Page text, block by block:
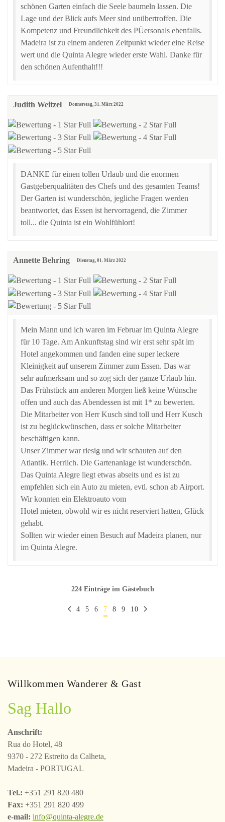
schönen Garten einfach die Seele baumeln lassen. Die
Lage und der Blick aufs Meer sind unübertroffen. Die
Kompetenz und Freundlichkeit des PÜersonals ebenfalls.
Madeira ist zu einem anderen Zeitpunkt wieder eine Reise
wert und die Quinta Alegre wieder erste Wahl. Danke für
den schönen Aufenthalt!!!
Judith Weitzel Donnerstag, 31. März 2022
DANKE für einen tollen Urlaub und die enormen
Gastgeberqualitäten des Chefs und des gesamten Teams!
Der Garten ist wunderschön, jegliche Fragen werden
beantwortet, das Essen ist hervorragend, die Zimmer
toll... die Quinta ist ein Wohlfühlort!
Annette Behring Dienstag, 01. März 2022
Mein Mann und ich waren im Februar im Quinta Alegre
für 10 Tage. Am Ankunftstag sind wir erst sehr spät im
Hotel angekommen und fanden eine super leckere
Kleinigkeit auf unserem Zimmer zum Essen. Das war
sehr aufmerksam und so zog sich der ganze Urlaub hin.
Das Frühstück am anderen Morgen ließ keine Wünsche
offen und auch das Abendessen ist mit 1* zu bewerten.
Die Mitarbeiter von Herr Kusch sind toll und Herr Kusch
ist zu beglückwünschen, dass er solche Mitarbeiter
beschäftigen kann.
Unser Zimmer war riesig und wir schauten auf den
Atlantik. Herrlich. Die Gartenanlage ist wunderschön.
Das Quinta Alegre liegt etwas abseits und es ist zu
empfehlen sich ein Auto zu mieten, evtl. schon ab Airport.
Wir konnten ein Elektroauto vom
Hotel mieten, obwohl wir es nicht reserviert hatten, Glück
gehabt.
Sollten wir wieder einen Besuch auf Madeira planen, nur
im Quinta Alegre.
224 Einträge im Gästebuch
4 5 6 7 8 9 10
Willkommen Wanderer & Gast
Sag Hallo
Anschrift:
Rua do Hotel, 48
9370 - 272 Estreito da Calheta,
Madeira - PORTUGAL
Tel.: +351 291 820 480
Fax: +351 291 820 499
e-mail: info@quinta-alegre.de